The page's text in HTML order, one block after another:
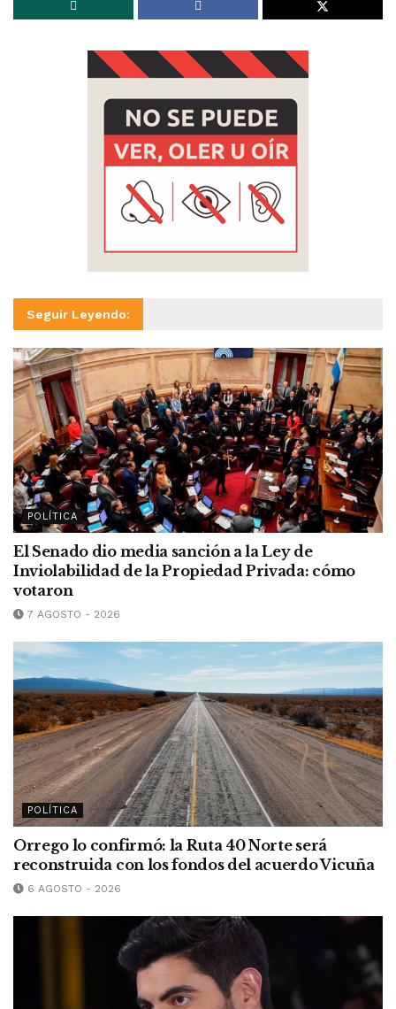
Seguir Leyendo:
POLÍTICA
El Senado dio media sanción a la Ley de
Inviolabilidad de la Propiedad Privada: cómo
votaron
7 AGOSTO - 2026
POLÍTICA
Orrego lo confirmó: la Ruta 40 Norte será
reconstruida con los fondos del acuerdo Vicuña
6 AGOSTO - 2026